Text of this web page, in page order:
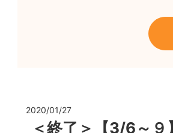
2020/01/27
＜終了＞【3/6～